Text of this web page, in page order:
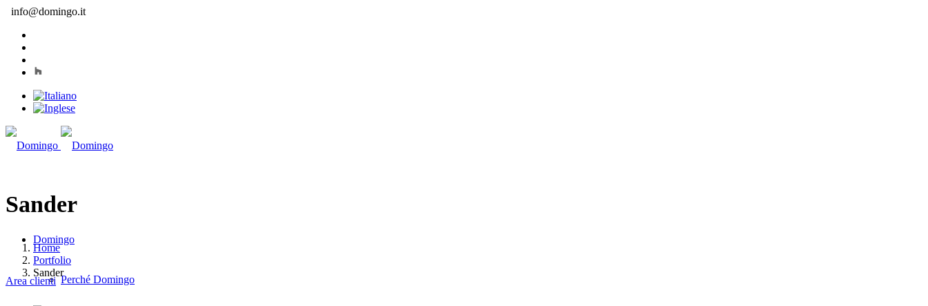
info@domingo.it
Domingo
Perché Domingo
Area clienti
Sander
Home
Portfolio
Sander